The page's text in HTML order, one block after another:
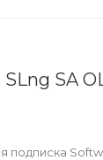
SA
подписка